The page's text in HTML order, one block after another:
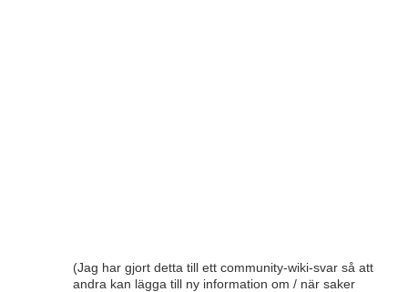
(Jag har gjort detta till ett community-wiki-svar så att
andra kan lägga till ny information om / när saker